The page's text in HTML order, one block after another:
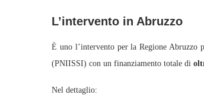
L’intervento in Abruzzo
È uno l’intervento per la Regione Abruzzo
(PNIISSI) con un finanziamento totale di
Nel dettaglio: